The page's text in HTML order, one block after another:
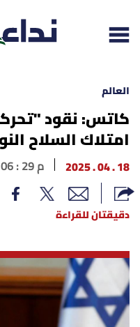
إقرأ الجريدة
لبنان
الغلاف
نداء اليوم
محليات
العالم
كاتس: نقود
امتلاك السلاح
18 . 04 . 2025 06 : 29 م
دقيقتان للقراءة